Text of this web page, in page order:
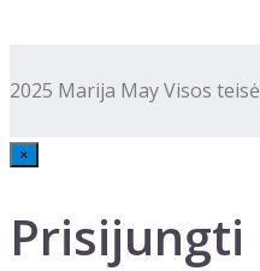
2025 Marija May Visos
×
Prisijungti